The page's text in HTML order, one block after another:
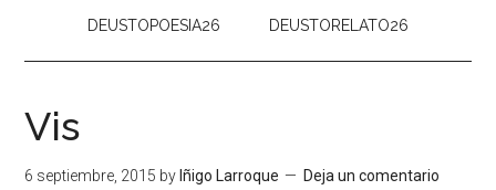
DEUSTOPOESIA26 DEUSTORELATO26
Vis
6 septiembre, 2015 by Iñigo Larroque Deja un comentario